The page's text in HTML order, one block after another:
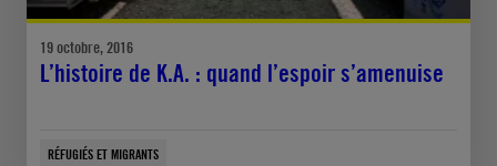
19 octobre, 2016
L’histoire de K.A. : quand l’espoir s’amenuise
RÉFUGIÉS ET MIGRANTS